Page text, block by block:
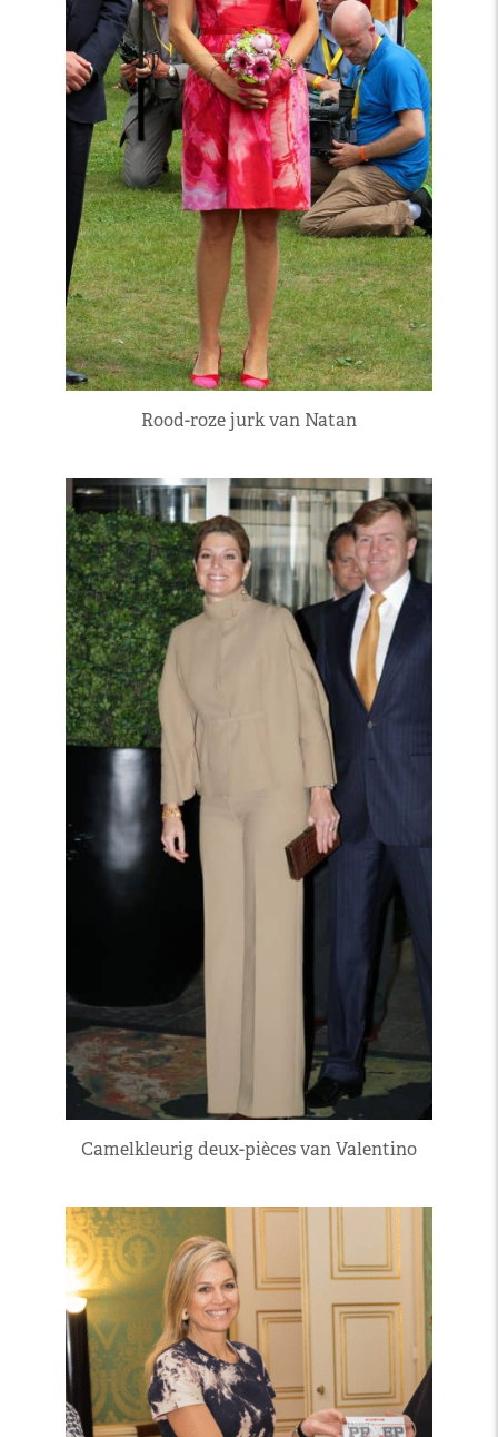
Rood-roze jurk van Natan
Camelkleurig deux-pièces van Valentino